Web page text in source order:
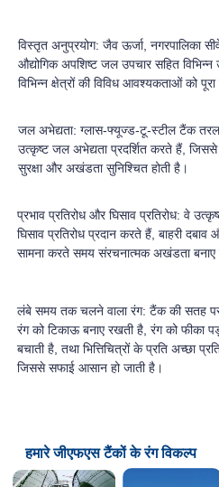
जल अभेद्यता: ग्लास-फ्यूज्ड-टू-स्टील टैंक तरल
उत्कृष्ट जल अभेद्यता प्रदर्शित करते हैं, जिससे
सुरक्षा और अखंडता सुनिश्चित होती है।
प्रभाव प्रतिरोध और घिसाव प्रतिरोध: वे
घिसाव प्रतिरोध प्रदान करते हैं, बाहरी दबाव
सामना करते समय संरचनात्मक अखंडता
लंबे समय तक चलने वाला रंग: टैंक की सतह
रंग को टिकाऊ बनाए रखती है, रंग को फीका
बचाती है, तथा भित्तिचित्रों के प्रति अच्छा
जिससे सफाई आसान हो जाती है।
विस्तृत अनुप्रयोग: जैव ऊर्जा, नगरपालिका
औद्योगिक अपशिष्ट जल उपचार सहित विभिन्न
विभिन्न क्षेत्रों की विविध आवश्यकताओं को
हमारे जीएफएस टैंकों के रंग विकल्प